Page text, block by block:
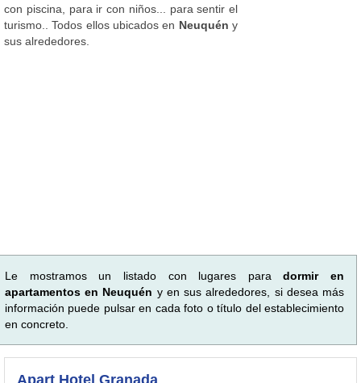
con piscina, para ir con niños... para sentir el
turismo.. Todos ellos ubicados en Neuquén y
sus alrededores.
Le mostramos un listado con lugares paradormir en
apartamentos en Neuquén y en sus alrededores, si desea más
información puede pulsar en cada foto o título del establecimiento
en concreto.
Apart Hotel Granada